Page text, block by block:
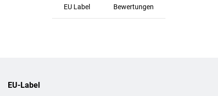
EU Label Bewertungen
EU-Label